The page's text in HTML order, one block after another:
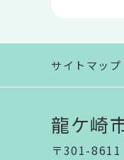
ま
サイトマップ
龍ケ崎
〒301-